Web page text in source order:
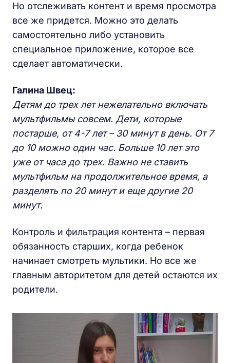
Но отслеживать контент и время просмотра
все же придется. Можно это делать
самостоятельно либо установить
специальное приложение, которое все
сделает автоматически.
Галина Швец:
Детям до трех лет нежелательно включать
мультфильмы совсем. Дети, которые
постарше, от 4-7 лет – 30 минут в день. От 7
до 10 можно один час. Больше 10 лет это
уже от часа до трех. Важно не ставить
мультфильм на продолжительное время, а
разделять по 20 минут и еще другие 20
минут.
Контроль и фильтрация контента – первая
обязанность старших, когда ребенок
начинает смотреть мультики. Но все же
главным авторитетом для детей остаются их
родители.